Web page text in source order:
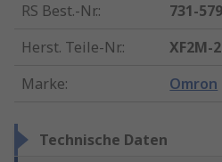
RS Best.-Nr.:
731-
Herst. Teile-Nr.:
XF2M-
Marke: Omron
Technische Daten